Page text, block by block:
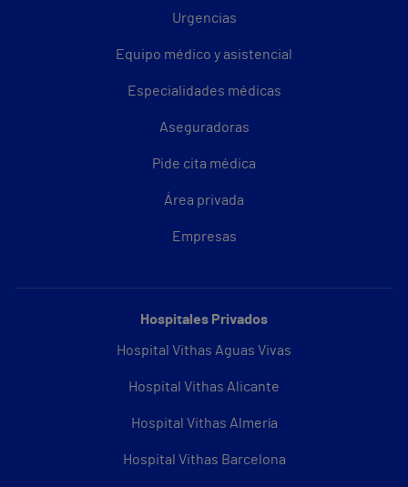
Urgencias
Equipo médico y asistencial
Especialidades médicas
Aseguradoras
Pide cita médica
Área privada
Empresas
Hospitales Privados
Hospital Vithas Aguas Vivas
Hospital Vithas Alicante
Hospital Vithas Almería
Hospital Vithas Barcelona